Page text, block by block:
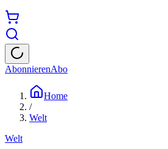
AbonnierenAbo
Home
/
Welt
Welt